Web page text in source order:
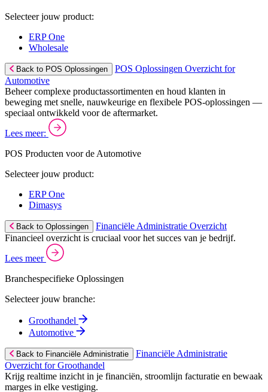
Selecteer jouw product:
ERP One
Wholesale
Back to POS Oplossingen
POS Oplossingen Overzicht for
Automotive
Beheer complexe productassortimenten en houd klanten in
beweging met snelle, nauwkeurige en flexibele POS-oplossingen —
speciaal ontwikkeld voor de aftermarket.
Lees meer:
POS Producten voor de Automotive
Selecteer jouw product:
ERP One
Dimasys
Back to Oplossingen
Financiële Administratie Overzicht
Financieel overzicht is cruciaal voor het succes van je bedrijf.
Lees meer
Branchespecifieke Oplossingen
Selecteer jouw branche:
Groothandel
Automotive
Back to Financiële Administratie
Financiële Administratie
Overzicht for Groothandel
Krijg realtime inzicht in je financiën, stroomlijn facturatie en bewaak
marges in elke vestiging.